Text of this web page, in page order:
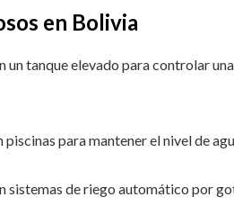
en Bolivia
un tanque elevado para controlar
piscinas para mantener el nivel de
sistemas de riego automático por